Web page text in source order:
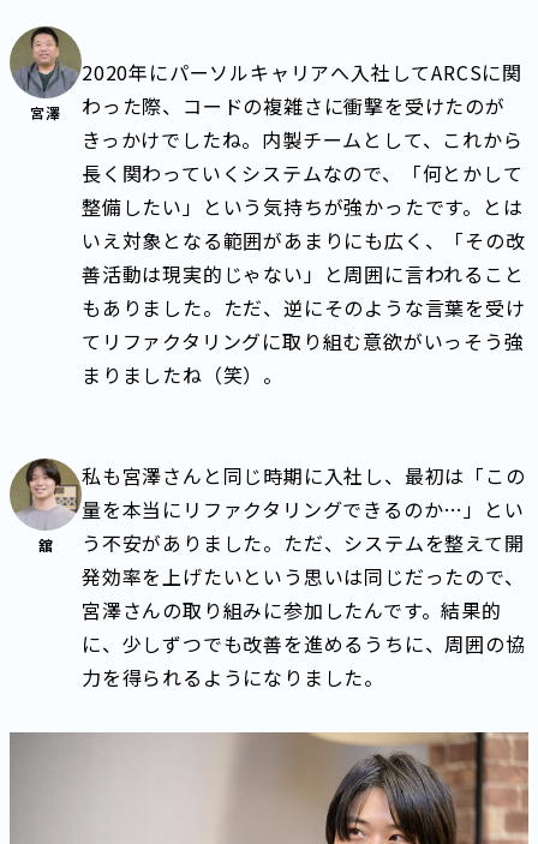
宮澤
2020年にパーソルキャリアへ入社してARCSに関
わった際、コードの複雑さに衝撃を受けたのが
きっかけでしたね。内製チームとして、これから
長く関わっていくシステムなので、「何とかして
整備したい」という気持ちが強かったです。とは
いえ対象となる範囲があまりにも広く、「その改
善活動は現実的じゃない」と周囲に言われること
もありました。ただ、逆にそのような言葉を受け
てリファクタリングに取り組む意欲がいっそう強
まりましたね（笑）。
舘
私も宮澤さんと同じ時期に入社し、最初は「この
量を本当にリファクタリングできるのか…」とい
う不安がありました。ただ、システムを整えて開
発効率を上げたいという思いは同じだったので、
宮澤さんの取り組みに参加したんです。結果的
に、少しずつでも改善を進めるうちに、周囲の協
力を得られるようになりました。